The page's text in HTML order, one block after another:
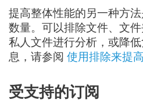
提高整体性能的另一种方
数量。可以排除文件、文
私人文件进行分析，或降
息，请参阅 使用排除来提
受支持的订阅